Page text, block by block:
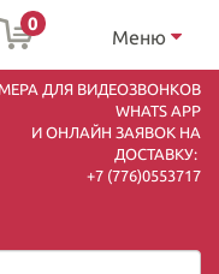
0
Меню
ДЛЯ ВИДЕОЗВОНКОВ
WHATS APP
И ОНЛАЙН ЗАЯВОК НА
ДОСТАВКУ:
+7 (776)0553717